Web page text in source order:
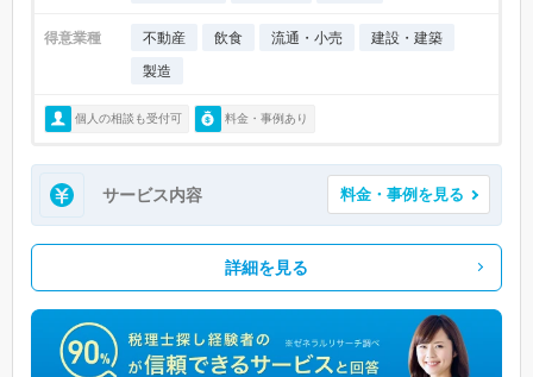
得意業種 不動産 飲食 流通・小売
建設・建築
製造
個人の相談も受付可 料金・事例あり
サービス内容 料金・事例を見る
詳細を見る